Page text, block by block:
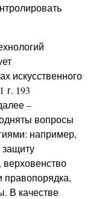
искусственного
г. 193
–
вопросы
например,
правопорядка,
В качестве